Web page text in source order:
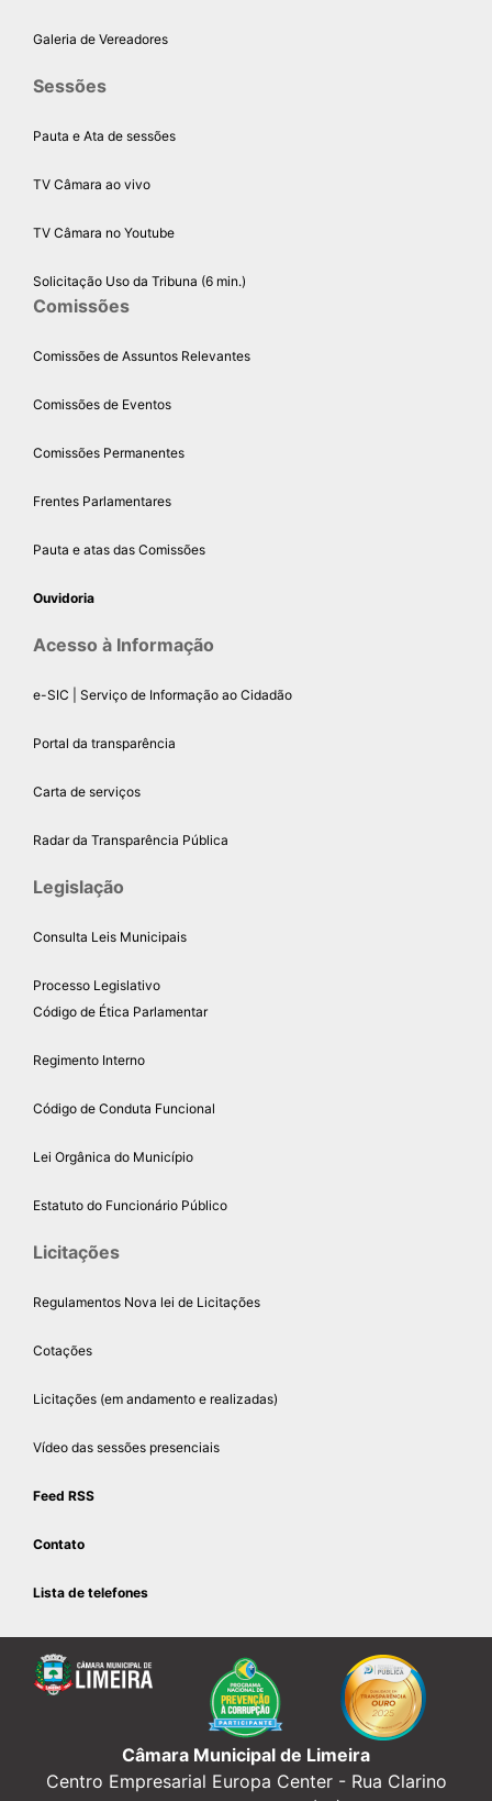
Galeria de Vereadores
Sessões
Pauta e Ata de sessões
TV Câmara ao vivo
TV Câmara no Youtube
Solicitação Uso da Tribuna (6 min.)
Comissões
Comissões de Assuntos Relevantes
Comissões de Eventos
Comissões Permanentes
Frentes Parlamentares
Pauta e atas das Comissões
Ouvidoria
Acesso à Informação
e-SIC | Serviço de Informação ao Cidadão
Portal da transparência
Carta de serviços
Radar da Transparência Pública
Legislação
Consulta Leis Municipais
Processo Legislativo
Código de Ética Parlamentar
Regimento Interno
Código de Conduta Funcional
Lei Orgânica do Município
Estatuto do Funcionário Público
Licitações
Regulamentos Nova lei de Licitações
Cotações
Licitações (em andamento e realizadas)
Vídeo das sessões presenciais
Feed RSS
Contato
Lista de telefones
Câmara Municipal de Limeira
Centro Empresarial Europa Center - Rua Clarino